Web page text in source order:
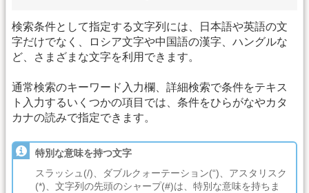
検索条件として指定する文字列には、日本語や英語の文
字だけでなく、ロシア文字や中国語の漢字、ハングルな
ど、さまざまな文字を利用できます。
通常検索のキーワード入力欄、詳細検索で条件をテキス
ト入力するいくつかの項目では、条件をひらがなやカタ
カナの読みで指定できます。
特別な意味を持つ文字
スラッシュ(/)、ダブルクォーテーション(“)、アスタリスク
(*)、文字列の先頭のシャープ(#)は、特別な意味を持ちま